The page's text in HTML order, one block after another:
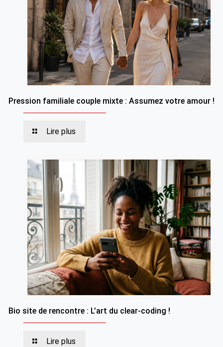
Pression familiale couple mixte : Assumez votre amour !
Lire plus
Bio site de rencontre : L’art du clear-coding !
Lire plus